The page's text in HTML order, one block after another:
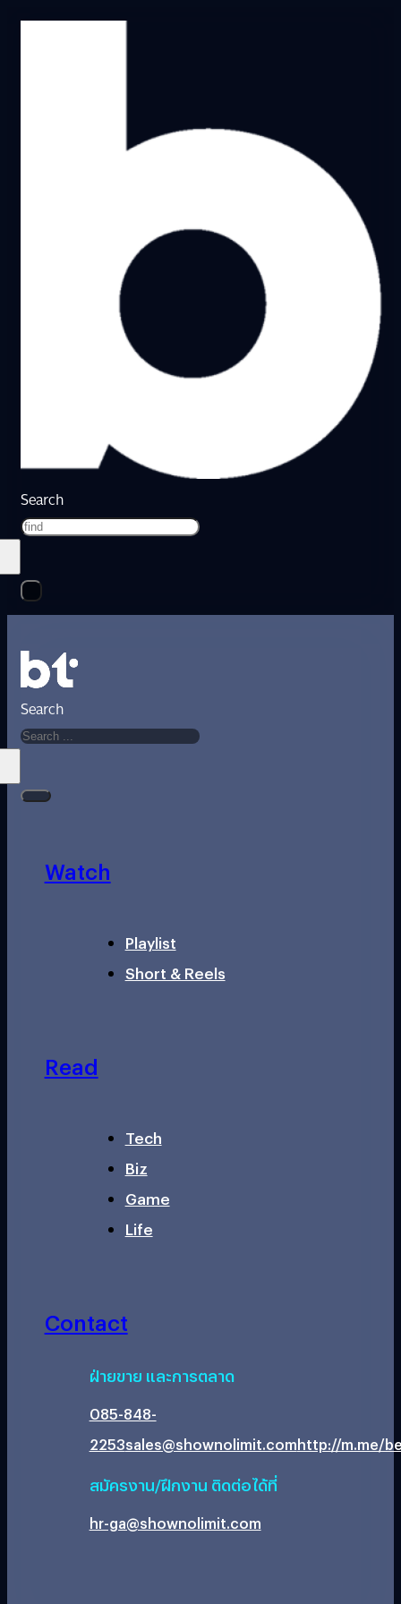
Search
Search
Watch
Playlist
Short & Reels
Read
Tech
Biz
Game
Life
Contact
ฝ่ายขาย และการตลาด
085-848-
2253sales@shownolimit.comhttp://m.me/
สมัครงาน/ฝึกงาน ติดต่อได้ที่
hr-ga@shownolimit.com